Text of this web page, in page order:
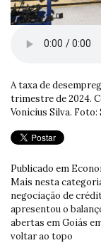
A taxa de
trimestre de 2024.
Vonicius Silva. Foto:
Publicado em
Mais nesta
negociação de
apresentou o
abertas em Goiás
voltar ao topo